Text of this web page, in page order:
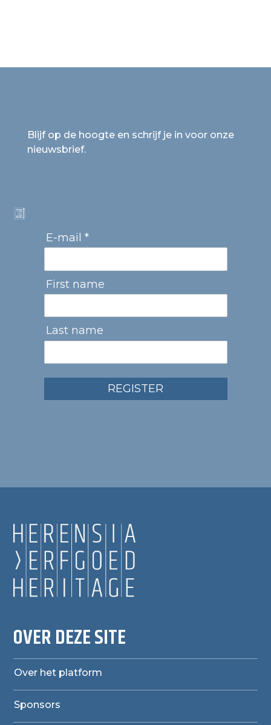
Blijf op de hoogte en schrijf je in voor onze
nieuwsbrief.
E-mail *
First name
Last name
REGISTER
OVER DEZE SITE
Over het platform
Sponsors